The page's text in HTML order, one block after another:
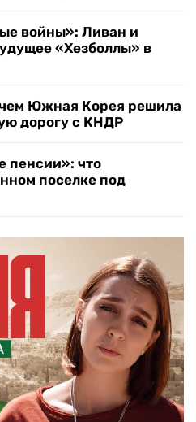
войны»: Ливан и
«Хезболлы» в
Южная Корея решила
дорогу с КНДР
пенсии»: что
поселке под